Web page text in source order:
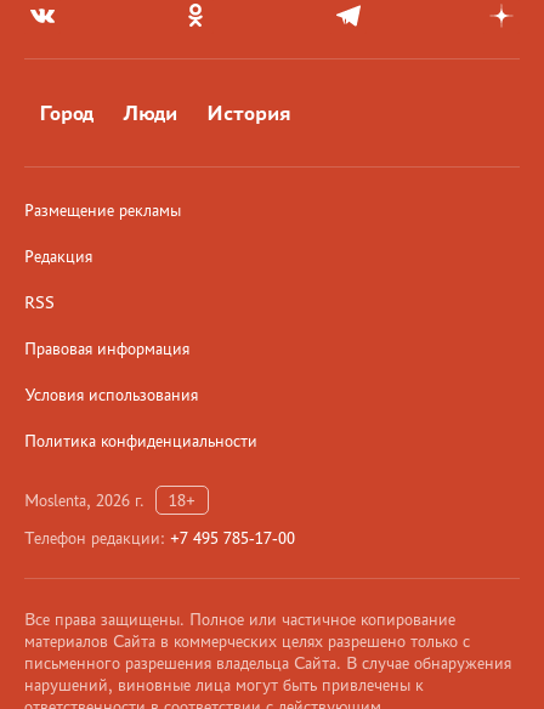
Город Люди История
Размещение рекламы
Редакция
RSS
Правовая информация
Условия использования
Политика конфиденциальности
Moslenta, 2026 г.
18+
Телефон редакции: +7 495 785-17-00
Все права защищены. Полное или частичное копирование
материалов Сайта в коммерческих целях разрешено только с
письменного разрешения владельца Сайта. В случае обнаружения
нарушений, виновные лица могут быть привлечены к